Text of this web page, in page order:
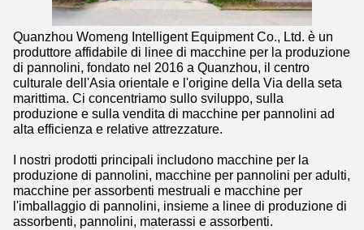
Quanzhou Womeng Intelligent Equipment Co., Ltd. è un
produttore affidabile di linee di macchine per la produzione
di pannolini, fondato nel 2016 a Quanzhou, il centro
culturale dell'Asia orientale e l'origine della Via della seta
marittima. Ci concentriamo sullo sviluppo, sulla
produzione e sulla vendita di macchine per pannolini ad
alta efficienza e relative attrezzature.
I nostri prodotti principali includono macchine per la
produzione di pannolini, macchine per pannolini per adulti,
macchine per assorbenti mestruali e macchine per
l'imballaggio di pannolini, insieme a linee di produzione di
assorbenti, pannolini, materassi e assorbenti.